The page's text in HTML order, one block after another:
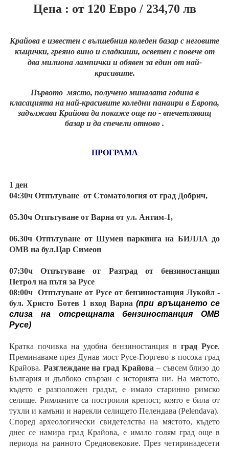
Хотели в България
ЕЗИКОВО УЧИЛИЩЕ
SUMMER ENGLISH TALENTS ACADEMY
ВХОД ЗА АГЕНТИ
Цена : от 120 Евро / 234,70 лв
Крайова е известен с вълшебния коледен базар с неговите
къщички, греяно вино и сладкиши, осветен с повече от
два милиона лампички и обявен за един от най-
красивите.
Първото място, получено миналата година в
класацията на най-красивите коледни панаири в Европа,
задължава Крайова да покаже още по - впечетляващ
базар и да спечели отново .
ПРОГРАМА
1 ден
04:30ч Отпътуване от Стоматология от град Добрич,
05.30ч Отпътуване от Варна от ул. Антим-1,
06.30ч Отпътуване от Шумен паркинга на БИЛЛА до
ОМВ на бул.Цар Симеон
07:30ч Отпътуване от Разград от бензиностанция
Петрол на пътя за Русе
08:00ч Отпътуване от Русе от бензиностанция Лукойл -
бул. Христо Ботев 1 вход Варна(при връщането се
слиза на отсрещната бензиностанция ОМВ
Русе)
Кратка почивка на удобна бензиностанция в град Русе.
Преминаваме през Дунав мост Русе-Гюргево в посока град
Крайова. Разглеждане на град Крайова – съвсем близо до
България и дълбоко свързан с историята ни. На мястото,
където е разположен градът, е имало старинно римско
селище. Римляните са построили крепост, която е била от
тухли и камъни и нарекли селището Пелендава (Pelendava).
Според археологически свидетелства на мястото, където
днес се намира град Крайова, е имало голям град още в
периода на ранното Средновековие. През четиринадесети